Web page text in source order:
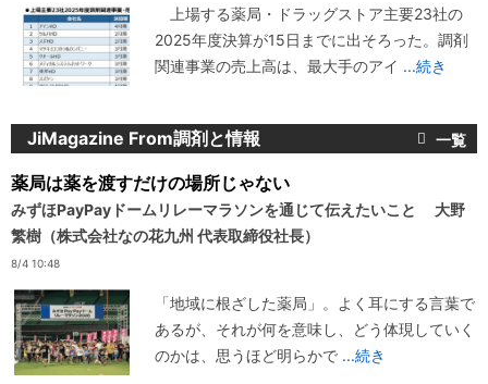
上場する薬局・ドラッグストア主要23社の
2025年度決算が15日までに出そろった。調剤
関連事業の売上高は、最大手のアイ ...続き
JiMagazine From調剤と情報
薬局は薬を渡すだけの場所じゃない
みずほPayPayドームリレーマラソンを通じて伝えたいこと 大野
繁樹（株式会社なの花九州 代表取締役社長）
8/4 10:48
「地域に根ざした薬局」。よく耳にする言葉で
あるが、それが何を意味し、どう体現していく
のかは、思うほど明らかで ...続き